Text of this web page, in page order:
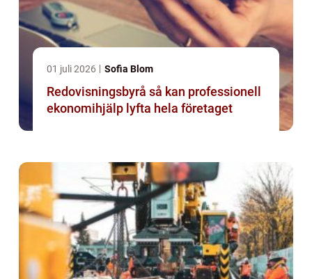
01 juli 2026 Sofia Blom
Redovisningsbyrå så kan professionell
ekonomihjälp lyfta hela företaget